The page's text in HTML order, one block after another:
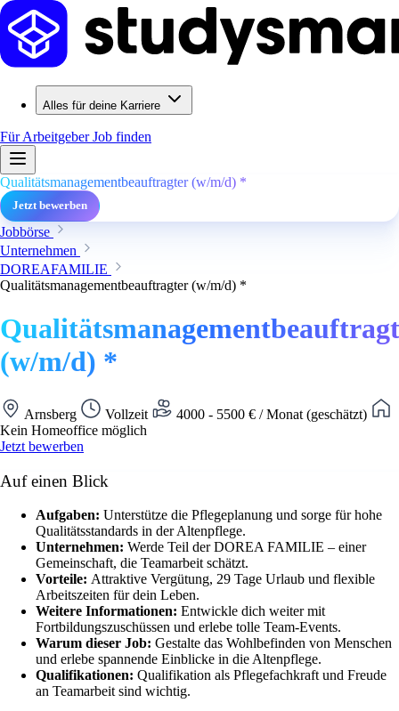
Alles für deine Karriere
Für ArbeitgeberJob finden
Qualitätsmanagementbeauftragter (w/m/d) *
Jetzt bewerben
Jobbörse
Unternehmen
DOREAFAMILIE
Qualitätsmanagementbeauftragter (w/m/d) *
(w/m/d) *
Arnsberg Vollzeit
4000 - 5500 € / Monat (geschätzt)
Kein Homeoffice möglich
Jetzt bewerben
Auf einen Blick
Aufgaben: Unterstütze die Pflegeplanung und sorge für hohe
Qualitätsstandards in der Altenpflege.
Unternehmen: Werde Teil der DOREA FAMILIE – einer
Gemeinschaft, die Teamarbeit schätzt.
Vorteile: Attraktive Vergütung, 29 Tage Urlaub und flexible
Arbeitszeiten für dein Leben.
Weitere Informationen: Entwickle dich weiter mit
Fortbildungszuschüssen und erlebe tolle Team-Events.
Warum dieser Job: Gestalte das Wohlbefinden von Menschen
und erlebe spannende Einblicke in die Altenpflege.
Qualifikationen: Qualifikation als Pflegefachkraft und Freude
an Teamarbeit sind wichtig.